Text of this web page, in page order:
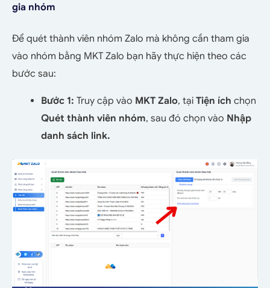
gia nhóm
Để quét thành viên nhóm Zalo mà không cần tham gia
vào nhóm bằng MKT Zalo bạn hãy thực hiện theo các
bước sau:
Bước 1: Truy cập vào MKT Zalo, tại Tiện ích chọn
Quét thành viên nhóm, sau đó chọn vào Nhập
danh sách link.